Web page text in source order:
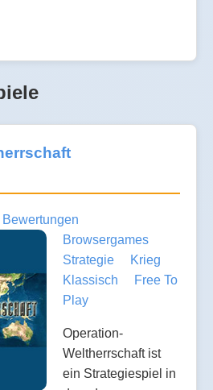
Bewertungen
Browsergames
Strategie
Krieg
Klassisch
Free To
Play
Operation-
Weltherrschaft ist
ein Strategiespiel in